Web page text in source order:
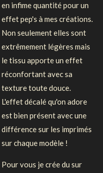
en infime quantité pour un
effet pep's à mes créations.
Non seulement elles sont
extrêmement légères mais
le tissu apporte un effet
réconfortant avec sa
texture toute douce.
L'effet décalé qu'on adore
est bien présent avec une
différence sur les imprimés
sur chaque modèle !
Pour vous je crée du sur